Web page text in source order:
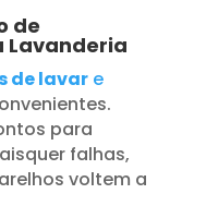
de
Lavanderia
de lavare
para
falhas,
voltem a